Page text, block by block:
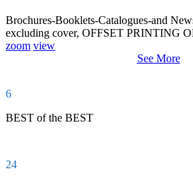
Brochures-Booklets-Catalogues-and
excluding cover, OFFSET PRINTING
zoom view
See More
6
BEST of the BEST
24